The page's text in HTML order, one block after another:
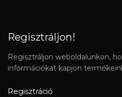
Regisztráljon!
Regisztráljon weboldalunkon,
információkat kapjon
Regisztráció